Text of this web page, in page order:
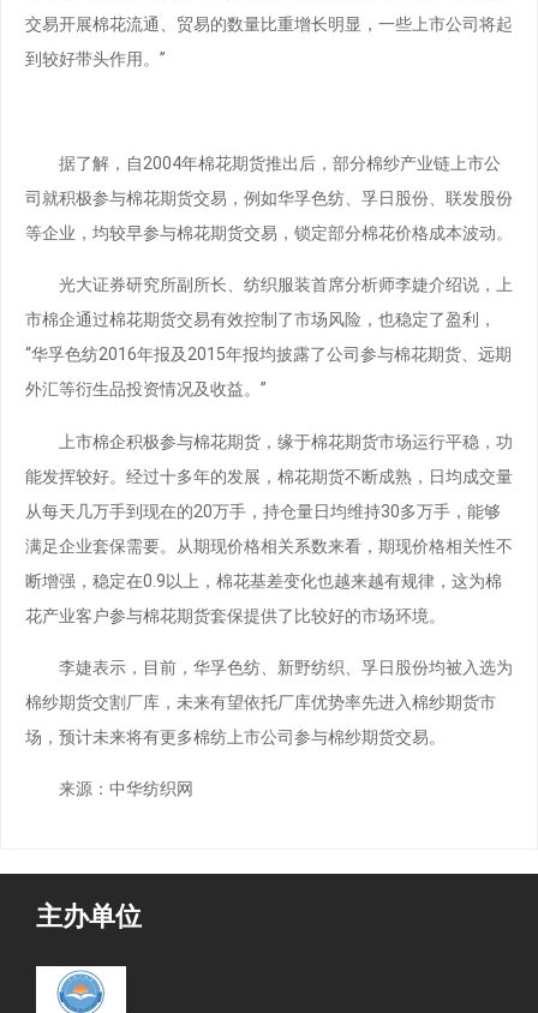
交易开展棉花流通、贸易的数量比重增长明显，一些上市公司将起
到较好带头作用。”
据了解，自2004年棉花期货推出后，部分棉纱产业链上市公
司就积极参与棉花期货交易，例如华孚色纺、孚日股份、联发股份
等企业，均较早参与棉花期货交易，锁定部分棉花价格成本波动。
光大证券研究所副所长、纺织服装首席分析师李婕介绍说，上
市棉企通过棉花期货交易有效控制了市场风险，也稳定了盈利，
“华孚色纺2016年报及2015年报均披露了公司参与棉花期货、远期
外汇等衍生品投资情况及收益。”
上市棉企积极参与棉花期货，缘于棉花期货市场运行平稳，功
能发挥较好。经过十多年的发展，棉花期货不断成熟，日均成交量
从每天几万手到现在的20万手，持仓量日均维持30多万手，能够
满足企业套保需要。从期现价格相关系数来看，期现价格相关性不
断增强，稳定在0.9以上，棉花基差变化也越来越有规律，这为棉
花产业客户参与棉花期货套保提供了比较好的市场环境。
李婕表示，目前，华孚色纺、新野纺织、孚日股份均被入选为
棉纱期货交割厂库，未来有望依托厂库优势率先进入棉纱期货市
场，预计未来将有更多棉纺上市公司参与棉纱期货交易。
来源：中华纺织网
主办单位